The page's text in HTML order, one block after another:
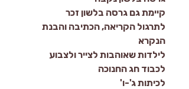
קיימת גם גרסה בלשון זכר
לתרגול הקריאה, הכתיבה והבנת
הנקרא
לילדות שאוהבות לצייר ולצבוע
לכבוד חג החנוכה
לכיתות ג'-ו'